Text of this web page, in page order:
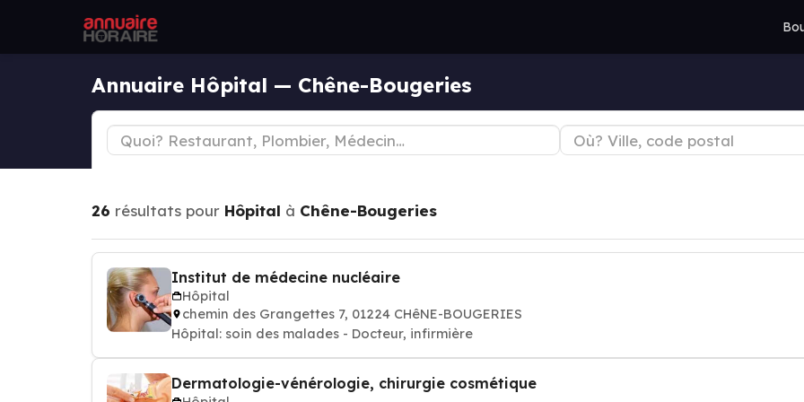
Annuaire Hôpital — Chêne-Bougeries
26 résultats pour Hôpital à Chêne-Bougeries
Institut de médecine nucléaire
Hôpital
chemin des Grangettes 7, 01224 CHêNE-BOUGERIES
Hôpital: soin des malades - Docteur, infirmière
Dermatologie-vénérologie, chirurgie cosmétique